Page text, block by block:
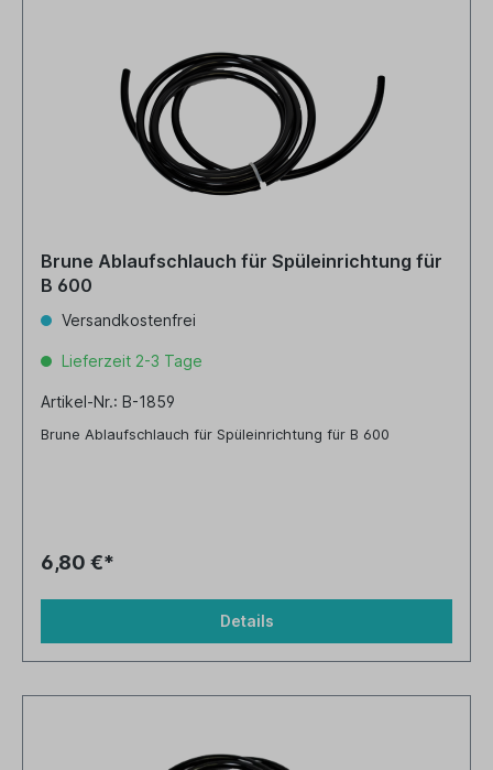
Brune Ablaufschlauch für Spüleinrichtung für
B 600
Versandkostenfrei
Lieferzeit 2-3 Tage
Artikel-Nr.: B-1859
Brune Ablaufschlauch für Spüleinrichtung für B 600
6,80 €*
Details